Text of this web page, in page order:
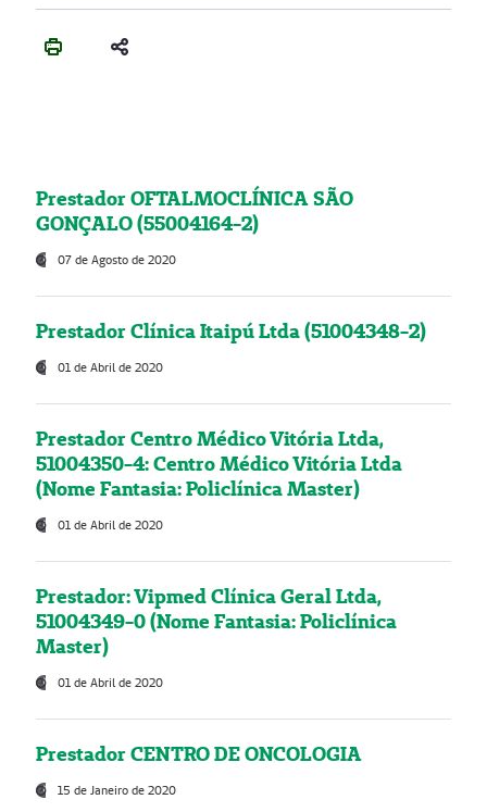
Prestador OFTALMOCLÍNICA SÃO
GONÇALO (55004164-2)
07 de Agosto de 2020
Prestador Clínica Itaipú Ltda (51004348-2)
01 de Abril de 2020
Prestador Centro Médico Vitória Ltda,
51004350-4: Centro Médico Vitória Ltda
(Nome Fantasia: Policlínica Master)
01 de Abril de 2020
Prestador: Vipmed Clínica Geral Ltda,
51004349-0 (Nome Fantasia: Policlínica
Master)
01 de Abril de 2020
Prestador CENTRO DE ONCOLOGIA
15 de Janeiro de 2020